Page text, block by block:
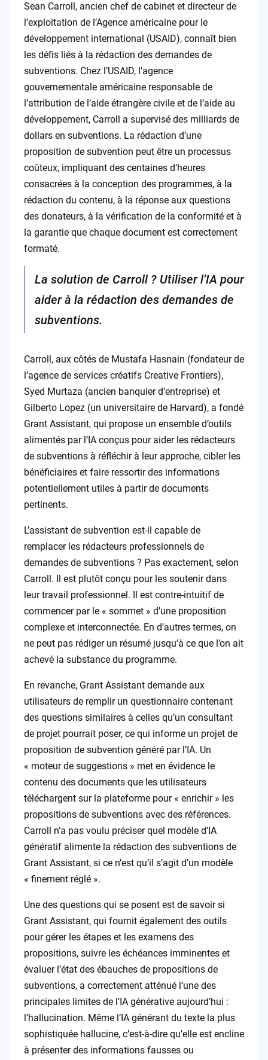
Sean Carroll, ancien chef de cabinet et directeur de
l’exploitation de l’Agence américaine pour le
développement international (USAID), connaît bien
les défis liés à la rédaction des demandes de
subventions. Chez l’USAID, l’agence
gouvernementale américaine responsable de
l’attribution de l’aide étrangère civile et de l’aide au
développement, Carroll a supervisé des milliards de
dollars en subventions. La rédaction d’une
proposition de subvention peut être un processus
coûteux, impliquant des centaines d’heures
consacrées à la conception des programmes, à la
rédaction du contenu, à la réponse aux questions
des donateurs, à la vérification de la conformité et à
la garantie que chaque document est correctement
formaté.
La solution de Carroll ? Utiliser l’IA pour
aider à la rédaction des demandes de
subventions.
Carroll, aux côtés de Mustafa Hasnain (fondateur de
l’agence de services créatifs Creative Frontiers),
Syed Murtaza (ancien banquier d’entreprise) et
Gilberto Lopez (un universitaire de Harvard), a fondé
Grant Assistant, qui propose un ensemble d’outils
alimentés par l’IA conçus pour aider les rédacteurs
de subventions à réfléchir à leur approche, cibler les
bénéficiaires et faire ressortir des informations
potentiellement utiles à partir de documents
pertinents.
L’assistant de subvention est-il capable de
remplacer les rédacteurs professionnels de
demandes de subventions ? Pas exactement, selon
Carroll. Il est plutôt conçu pour les soutenir dans
leur travail professionnel. Il est contre-intuitif de
commencer par le « sommet » d’une proposition
complexe et interconnectée. En d’autres termes, on
ne peut pas rédiger un résumé jusqu’à ce que l’on ait
achevé la substance du programme.
En revanche, Grant Assistant demande aux
utilisateurs de remplir un questionnaire contenant
des questions similaires à celles qu’un consultant
de projet pourrait poser, ce qui informe un projet de
proposition de subvention généré par l’IA. Un
« moteur de suggestions » met en évidence le
contenu des documents que les utilisateurs
téléchargent sur la plateforme pour « enrichir » les
propositions de subventions avec des références.
Carroll n’a pas voulu préciser quel modèle d’IA
génératif alimente la rédaction des subventions de
Grant Assistant, si ce n’est qu’il s’agit d’un modèle
« finement réglé ».
Une des questions qui se posent est de savoir si
Grant Assistant, qui fournit également des outils
pour gérer les étapes et les examens des
propositions, suivre les échéances imminentes et
évaluer l’état des ébauches de propositions de
subventions, a correctement atténué l’une des
principales limites de l’IA générative aujourd’hui :
l’hallucination. Même l’IA générant du texte la plus
sophistiquée hallucine, c’est-à-dire qu’elle est encline
à présenter des informations fausses ou